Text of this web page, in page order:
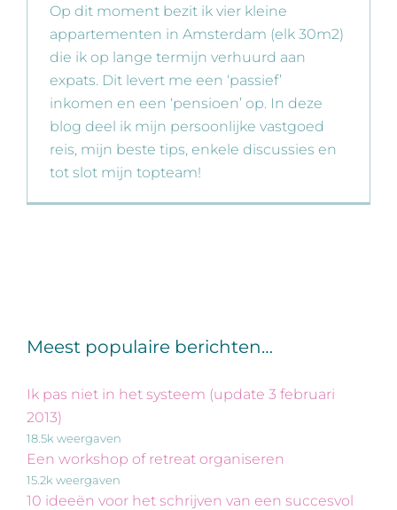
Op dit moment bezit ik vier kleine
appartementen in Amsterdam (elk 30m2)
die ik op lange termijn verhuurd aan
expats. Dit levert me een ‘passief’
inkomen en een ‘pensioen’ op. In deze
blog deel ik mijn persoonlijke vastgoed
reis, mijn beste tips, enkele discussies en
tot slot mijn topteam!
Meest populaire berichten…
Ik pas niet in het systeem (update 3 februari
2013)
18.5k weergaven
Een workshop of retreat organiseren
15.2k weergaven
10 ideeën voor het schrijven van een succesvol